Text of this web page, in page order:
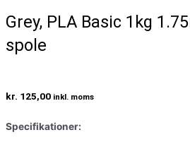
Grey, PLA Basic 1kg
spole
kr. 125,00 inkl. moms
Specifikationer: